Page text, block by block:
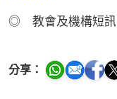
◎ 教會及機構短訊
分享：